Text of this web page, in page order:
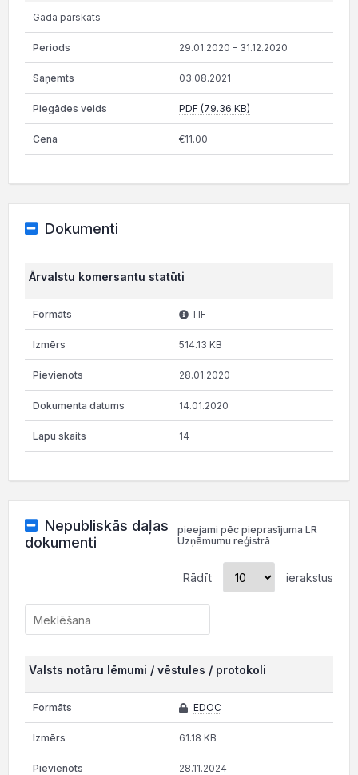
Gada pārskats
29.01.2020 - 31.12.2020
03.08.2021
PDF (79.36 KB)
€11.00
Dokumenti
Ārvalstu komersantu statūti
TIF
514.13 KB
28.01.2020
14.01.2020
14
Nepubliskās daļas
dokumenti
pieejami pēc pieprasījuma LR
Uzņēmumu reģistrā
Rādīt ierakstus
Valsts notāru lēmumi / vēstules / protokoli
EDOC
61.18 KB
28.11.2024